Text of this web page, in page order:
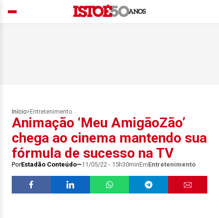
Início> Entretenimento
Animação ‘Meu AmigãoZão’
chega ao cinema mantendo sua
fórmula de sucesso na TV
PorEstadão Conteúdo 11/05/22 - 15h30minEmEntretenimento